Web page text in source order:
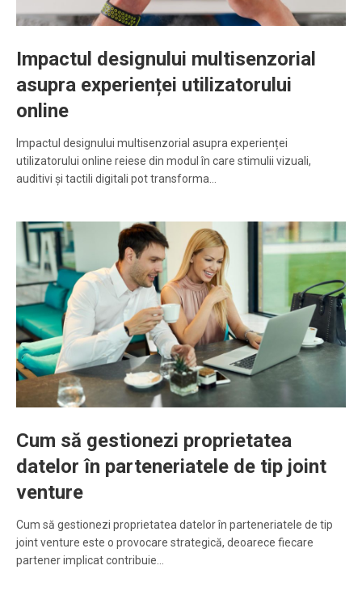
Impactul designului multisenzorial
asupra experienței utilizatorului
online
Impactul designului multisenzorial asupra experienței
utilizatorului online reiese din modul în care stimulii vizuali,
auditivi și tactili digitali pot transforma…
Cum să gestionezi proprietatea
datelor în parteneriatele de tip joint
venture
Cum să gestionezi proprietatea datelor în parteneriatele de tip
joint venture este o provocare strategică, deoarece fiecare
partener implicat contribuie…